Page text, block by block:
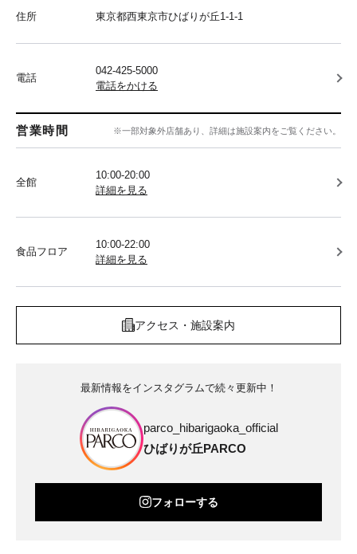
住所 東京都西東京市ひばりが丘1-1-1
電話
042-425-5000
電話をかける
営業時間 ※一部対象外店舗あり、詳細は施設案内をご覧ください。
全館
10:00-20:00
詳細を見る
食品フロア
10:00-22:00
詳細を見る
アクセス・施設案内
最新情報をインスタグラムで続々更新中！
parco_hibarigaoka_official
ひばりが丘PARCO
フォローする